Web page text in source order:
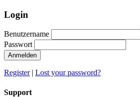
Login
Benutzername
Passwort
Anmelden
Register| Lost your password?
Support